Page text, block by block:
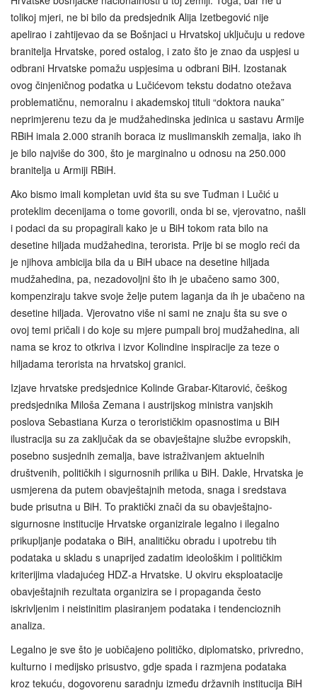
tolikoj mjeri, ne bi bilo da predsjednik Alija Izetbegović nije
apelirao i zahtijevao da se Bošnjaci u Hrvatskoj uključuju u redove
branitelja Hrvatske, pored ostalog, i zato što je znao da uspjesi u
odbrani Hrvatske pomažu uspjesima u odbrani BiH. Izostanak
ovog činjeničnog podatka u Lučićevom tekstu dodatno otežava
problematičnu, nemoralnu i akademskoj tituli “doktora nauka”
neprimjerenu tezu da je mudžahedinska jedinica u sastavu Armije
RBiH imala 2.000 stranih boraca iz muslimanskih zemalja, iako ih
je bilo najviše do 300, što je marginalno u odnosu na 250.000
branitelja u Armiji RBiH.
Ako bismo imali kompletan uvid šta su sve Tuđman i Lučić u
proteklim decenijama o tome govorili, onda bi se, vjerovatno, našli
i podaci da su propagirali kako je u BiH tokom rata bilo na
desetine hiljada mudžahedina, terorista. Prije bi se moglo reći da
je njihova ambicija bila da u BiH ubace na desetine hiljada
mudžahedina, pa, nezadovoljni što ih je ubačeno samo 300,
kompenziraju takve svoje želje putem laganja da ih je ubačeno na
desetine hiljada. Vjerovatno više ni sami ne znaju šta su sve o
ovoj temi pričali i do koje su mjere pumpali broj mudžahedina, ali
nama se kroz to otkriva i izvor Kolindine inspiracije za teze o
hiljadama terorista na hrvatskoj granici.
Izjave hrvatske predsjednice Kolinde Grabar-Kitarović, češkog
predsjednika Miloša Zemana i austrijskog ministra vanjskih
poslova Sebastiana Kurza o terorističkim opasnostima u BiH
ilustracija su za zaključak da se obavještajne službe evropskih,
posebno susjednih zemalja, bave istraživanjem aktuelnih
društvenih, političkih i sigurnosnih prilika u BiH. Dakle, Hrvatska je
usmjerena da putem obavještajnih metoda, snaga i sredstava
bude prisutna u BiH. To praktički znači da su obavještajno-
sigurnosne institucije Hrvatske organizirale legalno i ilegalno
prikupljanje podataka o BiH, analitičku obradu i upotrebu tih
podataka u skladu s unaprijed zadatim ideološkim i političkim
kriterijima vladajućeg HDZ-a Hrvatske. U okviru eksploatacije
obavještajnih rezultata organizira se i propaganda često
iskrivljenim i neistinitim plasiranjem podataka i tendencioznih
analiza.
Legalno je sve što je uobičajeno političko, diplomatsko, privredno,
kulturno i medijsko prisustvo, gdje spada i razmjena podataka
kroz tekuću, dogovorenu saradnju između državnih institucija BiH